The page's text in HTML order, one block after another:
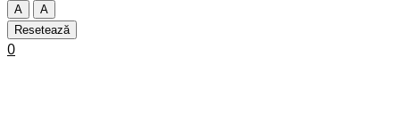
A
A
Resetează
0